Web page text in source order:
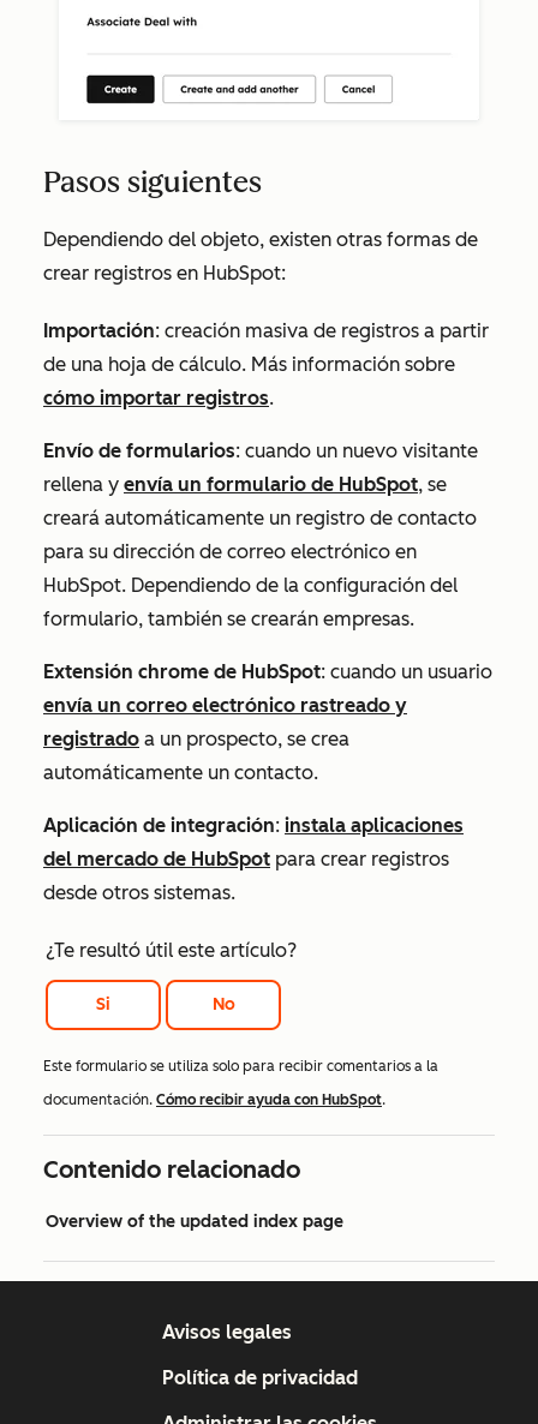
Pasos siguientes
Dependiendo del objeto, existen otras formas de
crear registros en HubSpot:
Importación: creación masiva de registros a partir
de una hoja de cálculo. Más información sobre
cómo importar registros.
Envío de formularios: cuando un nuevo visitante
rellena y envía un formulario de HubSpot, se
creará automáticamente un registro de contacto
para su dirección de correo electrónico en
HubSpot. Dependiendo de la configuración del
formulario, también se crearán empresas.
Extensión chrome de HubSpot: cuando un usuario
envía un correo electrónico rastreado y
registrado a un prospecto, se crea
automáticamente un contacto.
Aplicación de integración: instala aplicaciones
del mercado de HubSpot para crear registros
desde otros sistemas.
¿Te resultó útil este artículo?
Si No
Este formulario se utiliza solo para recibir comentarios a la
documentación. Cómo recibir ayuda con HubSpot.
Contenido relacionado
Overview of the updated index page
Avisos legales
Política de privacidad